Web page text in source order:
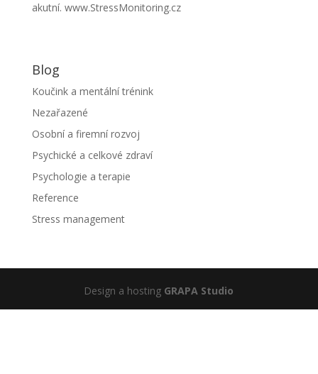
akutní. www.StressMonitoring.cz
Blog
Koučink a mentální trénink
Nezařazené
Osobní a firemní rozvoj
Psychické a celkové zdraví
Psychologie a terapie
Reference
Stress management
Design a hosting GRAPA Studio